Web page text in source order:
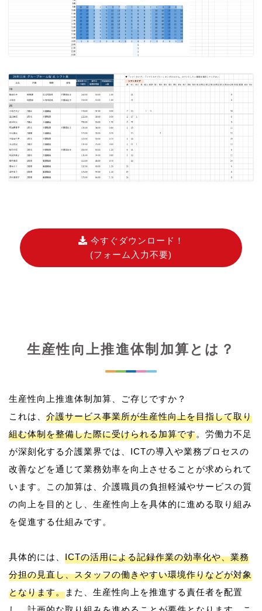
今すぐダウンロード！
(フォーム入力不要)
生産性向上推進体制加算とは？
生産性向上推進体制加算、ご存じですか？
これは、 介護サービス事業所が生産性向上を目指して取り
組む体制を整備した際に受けられる加算です。労働力不足
が深刻化する介護業界では、ICTの導入や業務プロセスの
改善などを通じて業務効率を向上させることが求められて
います。この加算は、介護職員の負担軽減やサービスの質
の向上を目的とし、生産性向上を具体的に進める取り組み
を促進する仕組みです。
具体的には、 ICTの活用による記録作業の効率化や、業務
分担の見直し、スタッフの働きやすい環境作りなどが対象
となります。また、生産性向上を推進する責任者を配置